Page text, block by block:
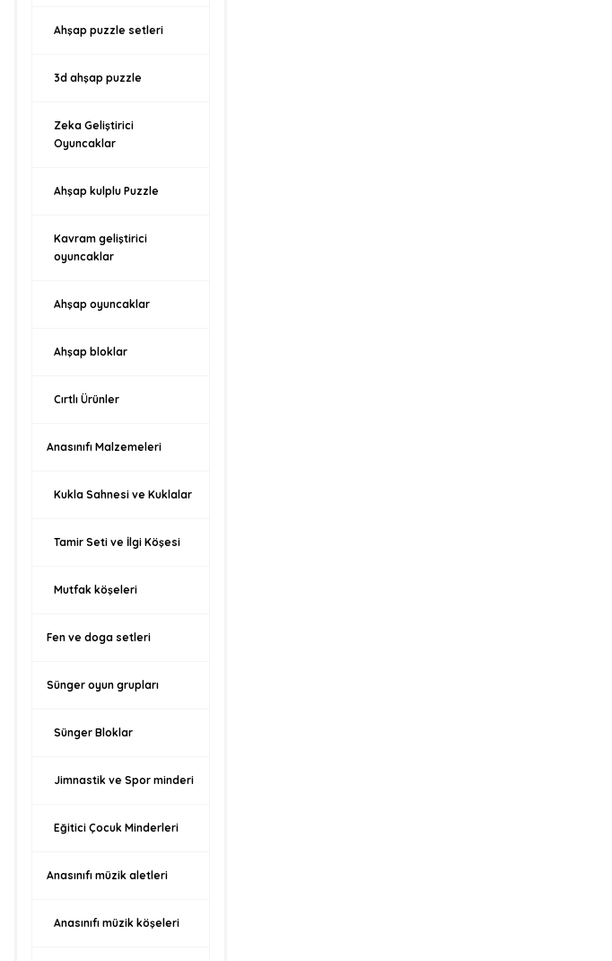
Ahşap puzzle setleri
3d ahşap puzzle
Zeka Geliştirici
Oyuncaklar
Ahşap kulplu Puzzle
Kavram geliştirici
oyuncaklar
Ahşap oyuncaklar
Ahşap bloklar
Cırtlı Ürünler
Anasınıfı Malzemeleri
Kukla Sahnesi ve Kuklalar
Tamir Seti ve İlgi Köşesi
Mutfak köşeleri
Fen ve doga setleri
Sünger oyun grupları
Sünger Bloklar
Jimnastik ve Spor minderi
Eğitici Çocuk Minderleri
Anasınıfı müzik aletleri
Anasınıfı müzik köşeleri